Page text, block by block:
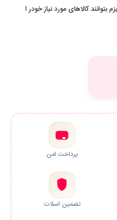
کالاهای مورد نیاز خودر ا
پرداخت امن
تضمین اسلات